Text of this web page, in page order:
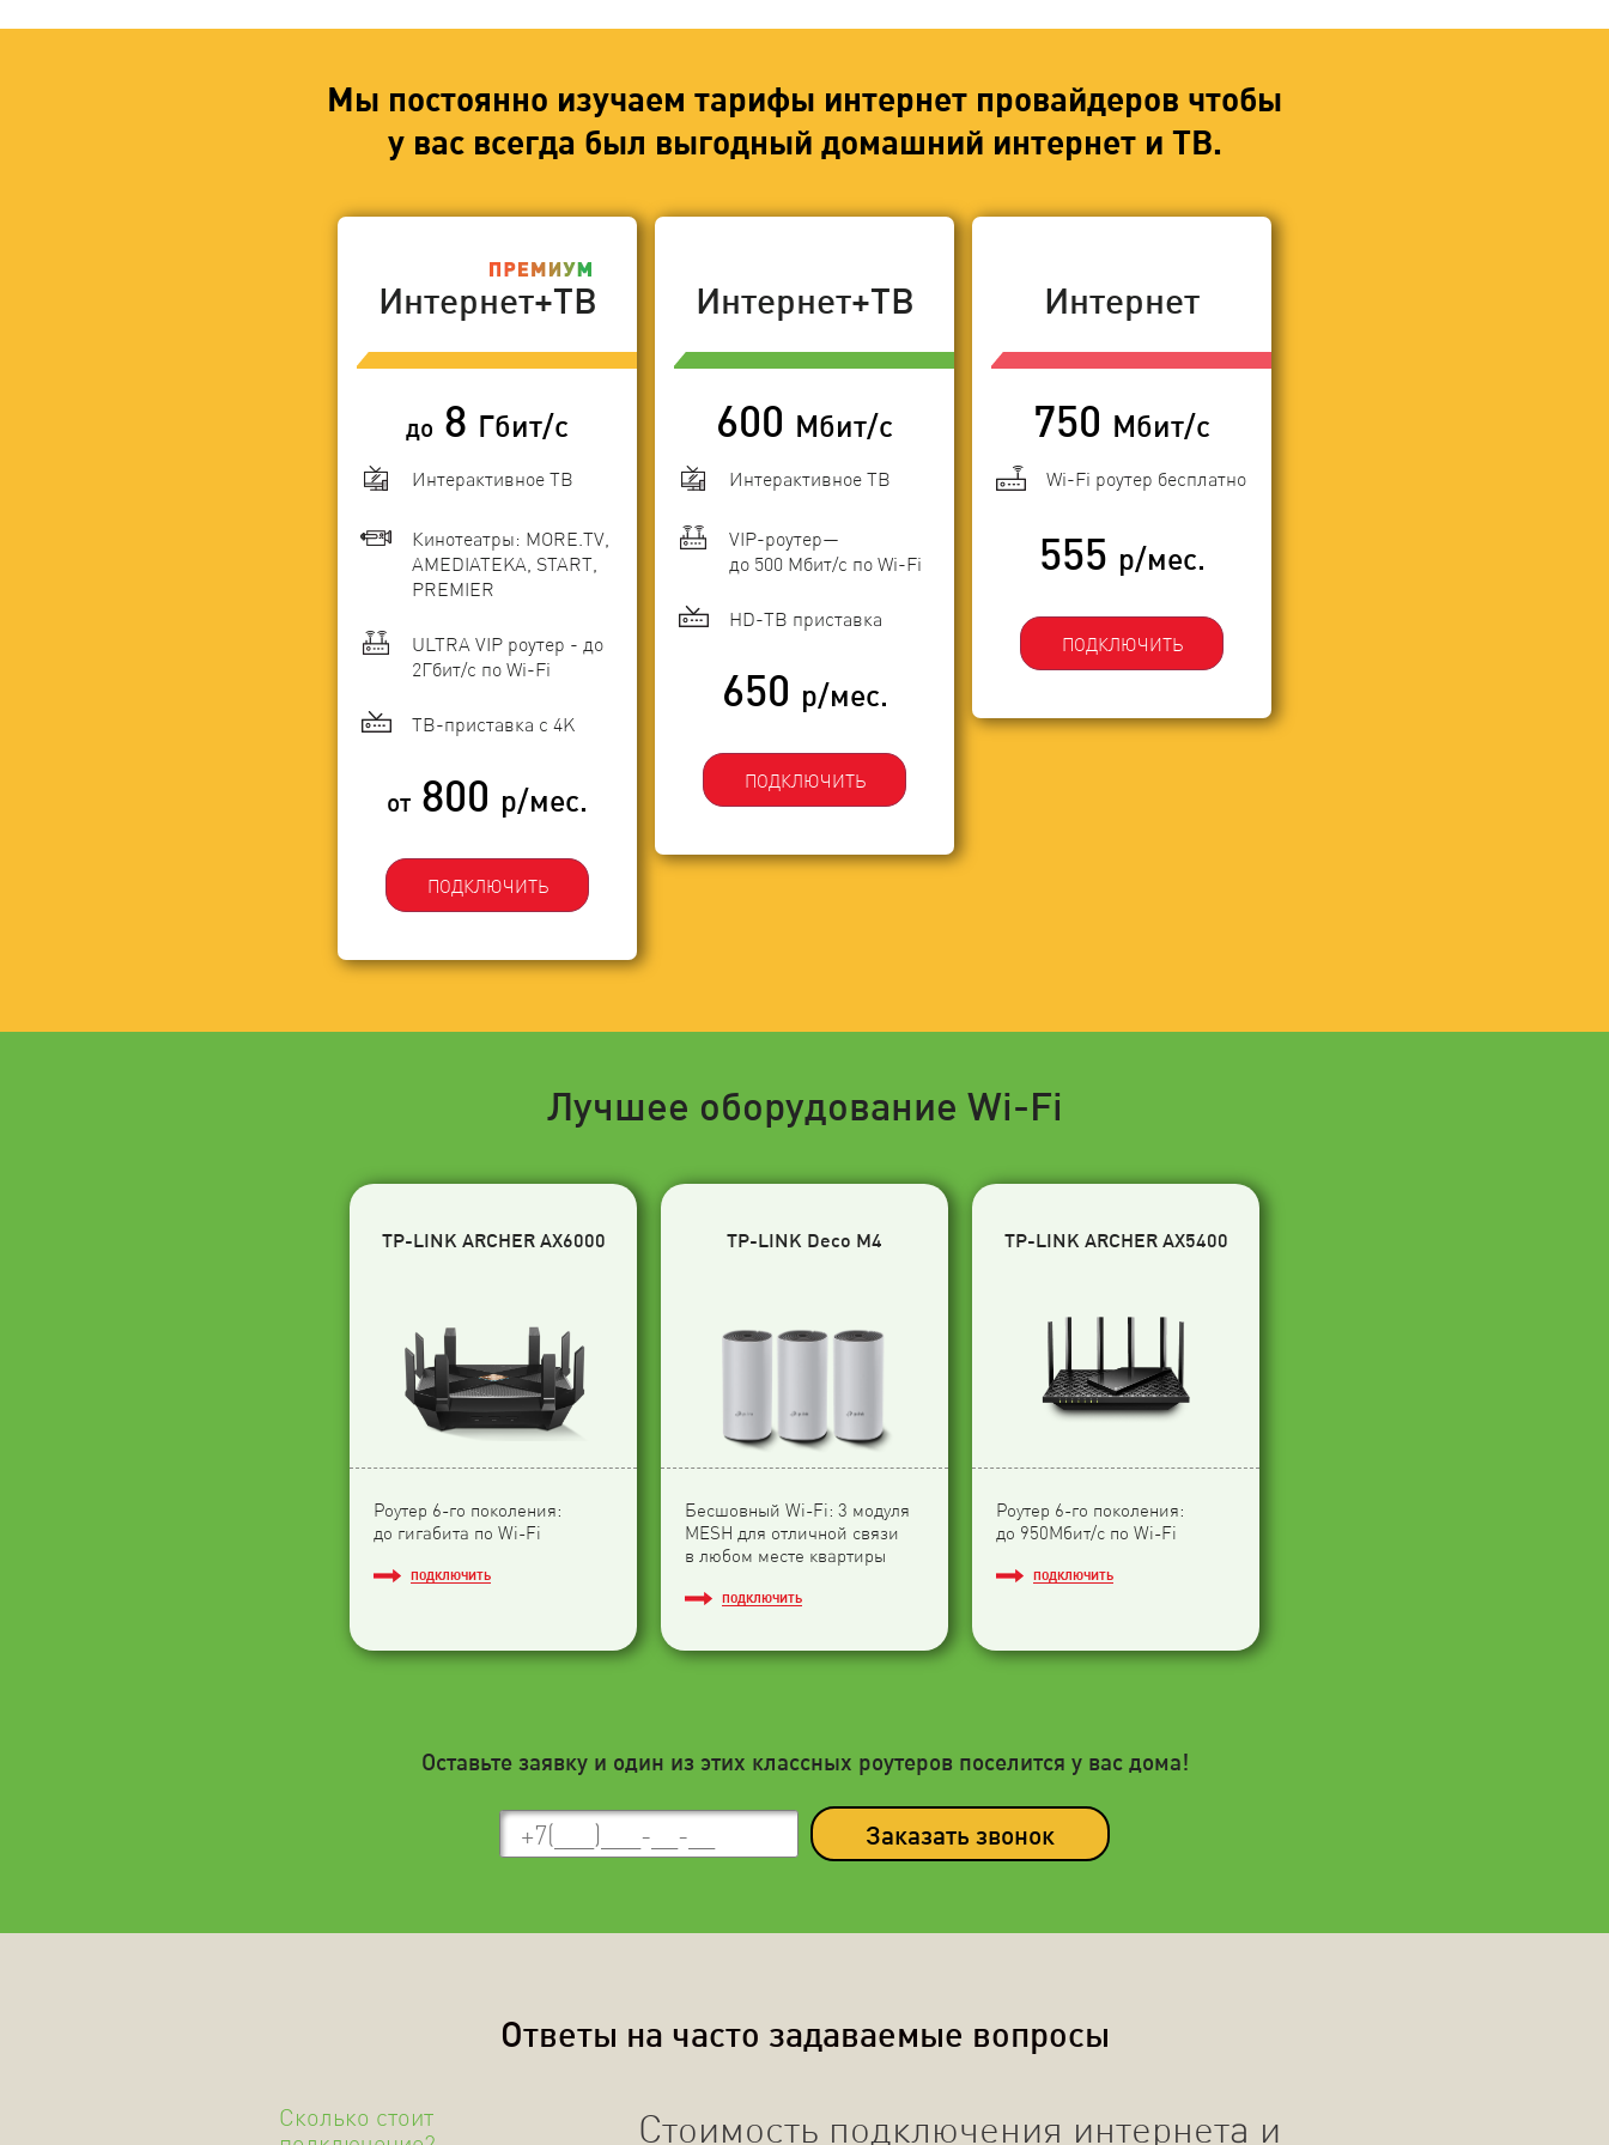
Мы постоянно изучаем тарифы интернет провайдеров чтобы
у вас всегда был выгодный домашний интернет и ТВ.
Интернет+ТВ
до 8 Гбит/с
Интерактивное ТВ
Кинотеатры: MORE.TV,
AMEDIATEKA, START,
PREMIER
ULTRA VIP роутер - до
2Гбит/c по Wi-Fi
ТВ-приставка с 4K
от 800 р/мес.
ПОДКЛЮЧИТЬ
Интернет+ТВ
600 Мбит/с
Интерактивное ТВ
VIP-роутер—
до 500 Мбит/с по Wi-Fi
HD-ТВ приставка
650 р/мес.
ПОДКЛЮЧИТЬ
Интернет
750 Мбит/с
Wi-Fi роутер бесплатно
555 р/мес.
ПОДКЛЮЧИТЬ
Лучшее оборудование Wi-Fi
TP-LINK ARCHER AX6000
Роутер 6-го поколения:
до гигабита по Wi-Fi
ПОДКЛЮЧИТЬ
TP-LINK Deco M4
Бесшовный Wi-Fi: 3 модуля
МESH для отличной связи
в любом месте квартиры
ПОДКЛЮЧИТЬ
TP-LINK ARCHER AX5400
Роутер 6-го поколения:
до 950Мбит/с по Wi-Fi
ПОДКЛЮЧИТЬ
Оставьте заявку и один из этих классных роутеров поселится у вас дома!
Заказать звонок
Ответы на часто задаваемые вопросы
Сколько стоит
Стоимость подключения интернета и